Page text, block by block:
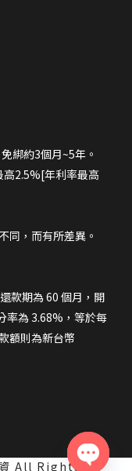
綁約3個月~5年。
高2.5%[年利率最高
同，而有所差異。
款期為 60 個月，開
率為 3.68%，等於每
額則為新台幣
All Rights